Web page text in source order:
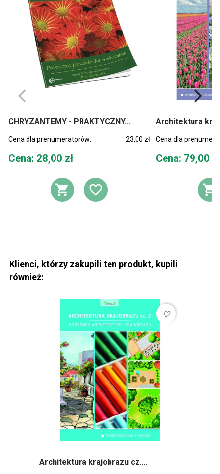
CHRYZANTEMY - PRAKTYCZNY...
Cena dla prenumeratorów: 23,00 zł
Cena
Cena: 28,00 zł
DODAJ DO KOSZYKA
DODAJ DO
Architektura
Cena dla
Cena
Cena: 79,00
Klienci, którzy zakupili ten produkt, kupili
również:
favorite_border
Architektura krajobrazu cz....